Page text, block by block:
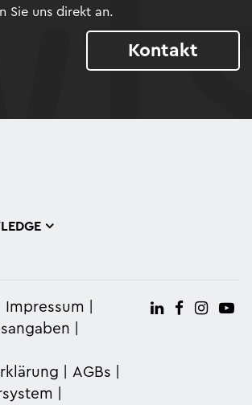
Sie uns direkt an.
Kontakt
Impressum
AGBs